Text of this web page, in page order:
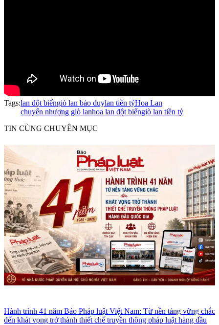
Tags:lan đột biếngiò lan bảo duylan tiền tỷHoa Lan
chuyển nhượng giò lanhoa lan đột biếngiò lan tiền tỷ
TIN CÙNG CHUYÊN MỤC
Hành trình 41 năm Báo Pháp luật Việt Nam: Từ nền tảng vững chắc
đến khát vọng trở thành thiết chế truyền thông pháp luật hàng đầu